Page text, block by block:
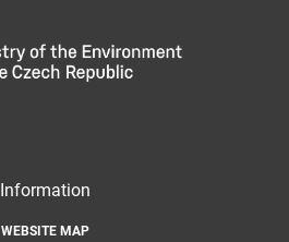
Information
WEBSITE MAP